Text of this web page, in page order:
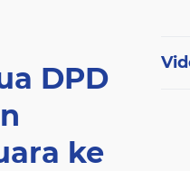
DPD
ke